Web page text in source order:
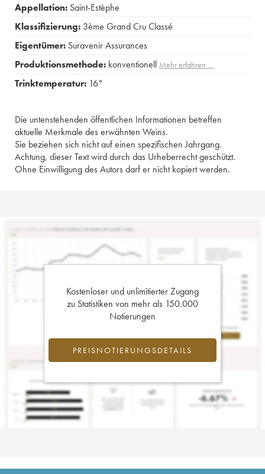
Appellation: Saint-Estèphe
Klassifizierung: 3ème Grand Cru Classé
Eigentümer: Suravenir Assurances
Produktionsmethode: konventionell Mehr erfahren …
Trinktemperatur: 16°
Die untenstehenden öffentlichen Informationen betreffen
aktuelle Merkmale des erwähnten Weins.
Sie beziehen sich nicht auf einen spezifischen Jahrgang.
Achtung, dieser Text wird durch das Urheberrecht geschützt.
Ohne Einwilligung des Autors darf er nicht kopiert werden.
Kostenloser und unlimitierter Zugang
zu Statistiken von mehr als 150.000
Notierungen
PREISNOTIERUNGSDETAILS